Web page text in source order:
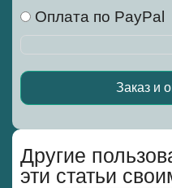
Другие
эти статьи
Оплата по PayPal
Заказ и
Alternative: